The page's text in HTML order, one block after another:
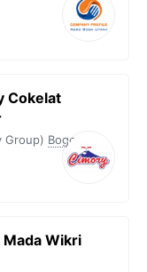
Cokelat
Group) Bogor
Wikri